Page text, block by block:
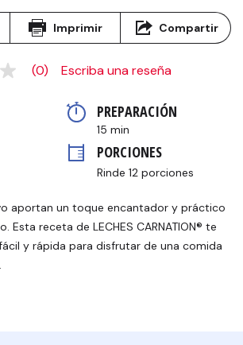
Imprimir Compartir
(0) Escriba una reseña
PREPARACIÓN
15 min
PORCIONES
Rinde 12 porciones
aportan un toque encantador y práctico
Esta receta de LECHES CARNATION® te
y rápida para disfrutar de una comida